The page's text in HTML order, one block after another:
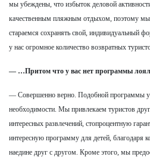
мы убеждены, что избыток деловой
качественным пляжным отдыхом, поэтому
стараемся сохранять свой, индивидуальный
у нас огромное количество возвратных
— …Притом что у вас нет программы
— Совершенно верно. Подобной программы у
необходимости. Мы привлекаем туристов
интересных развлечений, стопроцентную
интересную программу для детей, благодаря
наедине друг с другом. Кроме этого, мы